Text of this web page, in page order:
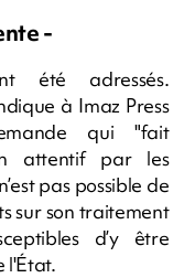
-
été adressés.
à Imaz Press
qui "fait
attentif par les
pas possible de
sur son traitement
d’y être
l'État.